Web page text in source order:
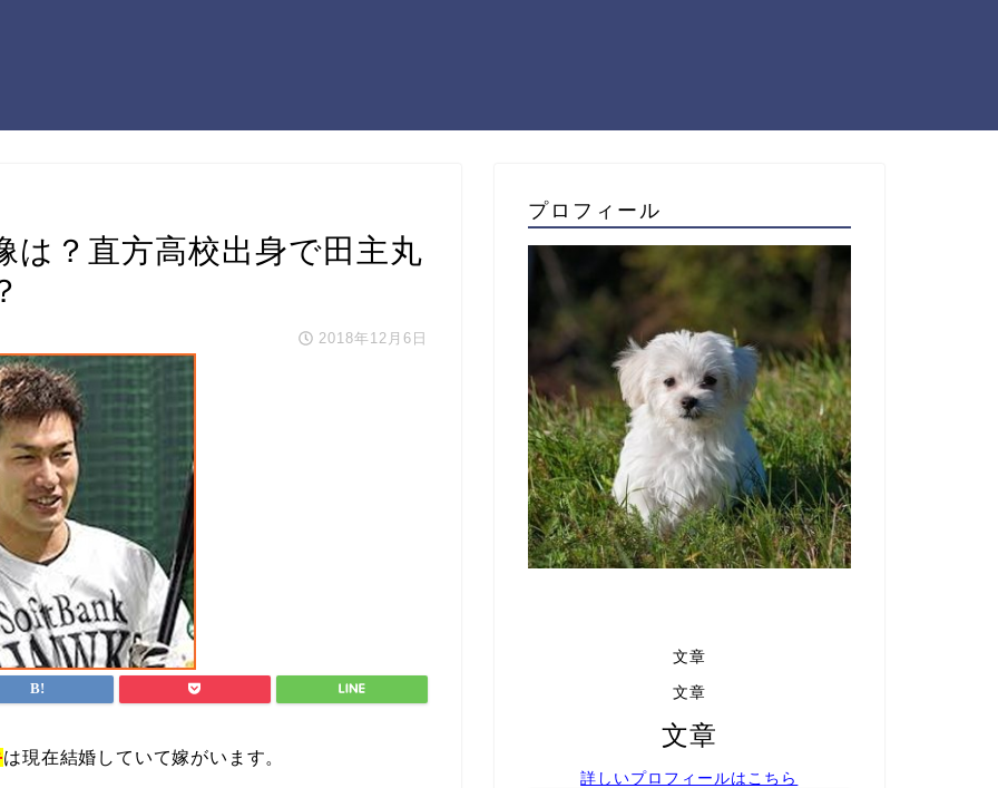
は？直方高校出身で田主丸
2018年12月6日
は現在結婚していて嫁がいます。
プロフィール
文章
文章
文章
詳しいプロフィールはこちら